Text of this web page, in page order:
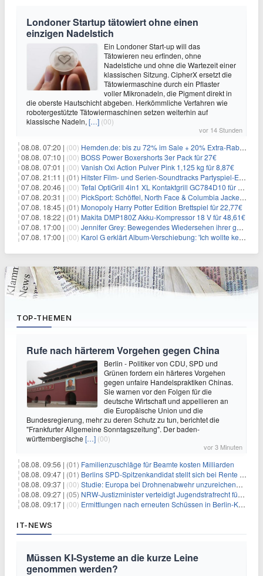
Londoner Startup tätowiert ohne einen
einzigen Nadelstich
Ein Londoner Start-up will das
Tätowieren neu erfinden, ohne
Nadelstiche und ohne die Wartezeit einer
klassischen Sitzung. CipherX ersetzt die
Tätowiermaschine durch ein Pflaster
voller Mikronadeln, die Pigment direkt in
die oberste Hautschicht abgeben. Herkömmliche Verfahren wie
robotergestützte Tätowiermaschinen setzen weiterhin auf
klassische Nadeln, […] (00)
vor 14 Stunden
08.08. 07:20 | (00) Hemden.de: bis zu 72% im Sale + 20% Extra-Rabatt dank Gutschein
08.08. 07:10 | (00) BOSS Power Boxershorts 3er Pack für 27€
08.08. 07:01 | (00) Vanish Oxi Action Pulver Pink 1,125 kg für 8,87€
07.08. 21:11 | (01) Hitster Film- und Serien-Soundtracks Partyspiel-Erweiterung für 6,99€
07.08. 20:46 | (00) Tefal OptiGrill 4in1 XL Kontaktgrill GC784D10 für 239,99€
07.08. 20:31 | (00) PickSport: Schöffel, North Face & Columbia Jacken ab 39,60€
07.08. 18:45 | (01) Monopoly Harry Potter Edition Brettspiel für 22,77€
07.08. 18:22 | (01) Makita DMP180Z Akku-Kompressor 18 V für 48,61€
07.08. 17:00 | (00) Jennifer Grey: Bewegendes Wiedersehen ihrer geschiedenen Eltern kurz vor dem Tod ihrer Mutter
07.08. 17:00 | (00) Karol G erklärt Album-Verschiebung: 'Ich wollte keine persönliche Situation ausnutzen'
TOP-THEMEN
Rufe nach härterem Vorgehen gegen China
Berlin - Politiker von CDU, SPD und
Grünen fordern ein härteres Vorgehen
gegen unfaire Handelspraktiken Chinas.
Sie warnen vor den Folgen für die
deutsche Wirtschaft und appellieren an
die Europäische Union und die
Bundesregierung, mehr zu deren Schutz zu tun, berichtet die
"Frankfurter Allgemeine Sonntagszeitung". Der baden-
württembergische […] (00)
vor 3 Minuten
08.08. 09:56 | (01) Familienzuschläge für Beamte kosten Milliarden
08.08. 09:47 | (01) Berlins SPD-Spitzenkandidat stellt sich bei Rente mit 63 quer
08.08. 09:37 | (00) Studie: Europa bei Drohnenabwehr unzureichend vorbereitet
08.08. 09:27 | (05) NRW-Justizminister verteidigt Jugendstrafrecht für Heranwachsende
08.08. 09:17 | (00) Ermittlungen nach erneuten Schüssen in Berlin-Kreuzberg dauern an
IT-NEWS
Müssen KI-Systeme an die kurze Leine
genommen werden?